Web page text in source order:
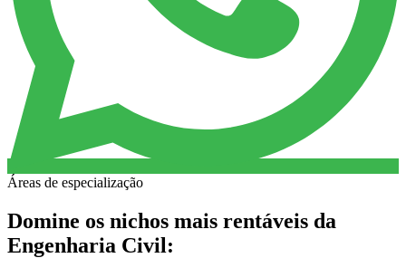
Áreas de especialização
Domine os nichos mais rentáveis da
Engenharia Civil: